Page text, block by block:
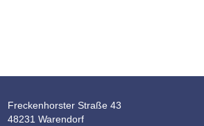
Freckenhorster Straße 43
48231 Warendorf